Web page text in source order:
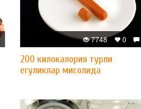
0
7748
200 килокалория турли
егуликлар мисолида